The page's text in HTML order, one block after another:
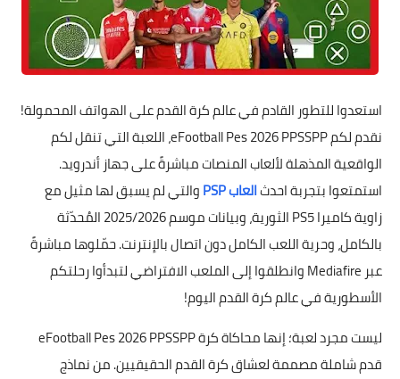
استعدوا للتطور القادم في عالم كرة القدم على الهواتف المحمولة!
نقدم لكم eFootball Pes 2026 PPSSPP، اللعبة التي تنقل لكم
الواقعية المذهلة لألعاب المنصات مباشرةً على جهاز أندرويد.
استمتعوا بتجربة احدثالعاب PSP
والتي لم يسبق لها مثيل مع
زاوية كاميرا PS5 الثورية، وبيانات موسم 2025/2026 المُحدّثة
بالكامل، وحرية اللعب الكامل دون اتصال بالإنترنت. حمّلوها مباشرةً
عبر Mediafire وانطلقوا إلى الملعب الافتراضي لتبدأوا رحلتكم
الأسطورية في عالم كرة القدم اليوم!
eFootball Pes 2026 PPSSPP ليست مجرد لعبة؛ إنها محاكاة كرة
قدم شاملة مصممة لعشاق كرة القدم الحقيقيين. من نماذج